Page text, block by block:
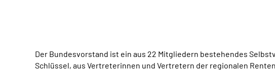
Der Bundesvorstand ist ein aus 22 Mitgliedern bestehendes
Schlüssel, aus Vertreterinnen und Vertretern der regionalen